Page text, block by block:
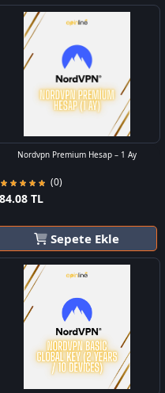
Nordvpn Premium Hesap – 1 Ay
(0)
84.08 TL
Sepete Ekle